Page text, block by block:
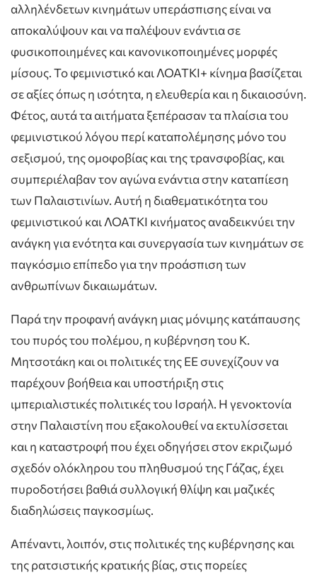
αλληλένδετων κινημάτων υπεράσπισης είναι να
αποκαλύψουν και να παλέψουν ενάντια σε
φυσικοποιημένες και κανονικοποιημένες μορφές
μίσους. Το φεμινιστικό και ΛΟΑΤΚΙ+ κίνημα βασίζεται
σε αξίες όπως η ισότητα, η ελευθερία και η δικαιοσύνη.
Φέτος, αυτά τα αιτήματα ξεπέρασαν τα πλαίσια του
φεμινιστικού λόγου περί καταπολέμησης μόνο του
σεξισμού, της ομοφοβίας και της τρανσφοβίας, και
συμπεριέλαβαν τον αγώνα ενάντια στην καταπίεση
των Παλαιστινίων. Αυτή η διαθεματικότητα του
φεμινιστικού και ΛΟΑΤΚΙ κινήματος αναδεικνύει την
ανάγκη για ενότητα και συνεργασία των κινημάτων σε
παγκόσμιο επίπεδο για την προάσπιση των
ανθρωπίνων δικαιωμάτων.
Παρά την προφανή ανάγκη μιας μόνιμης κατάπαυσης
του πυρός του πολέμου, η κυβέρνηση του Κ.
Μητσοτάκη και οι πολιτικές της ΕΕ συνεχίζουν να
παρέχουν βοήθεια και υποστήριξη στις
ιμπεριαλιστικές πολιτικές του Ισραήλ. Η γενοκτονία
στην Παλαιστίνη που εξακολουθεί να εκτυλίσσεται
και η καταστροφή που έχει οδηγήσει στον εκριζωμό
σχεδόν ολόκληρου του πληθυσμού της Γάζας, έχει
πυροδοτήσει βαθιά συλλογική θλίψη και μαζικές
διαδηλώσεις παγκοσμίως.
Απέναντι, λοιπόν, στις πολιτικές της κυβέρνησης και
της ρατσιστικής κρατικής βίας, στις πορείες